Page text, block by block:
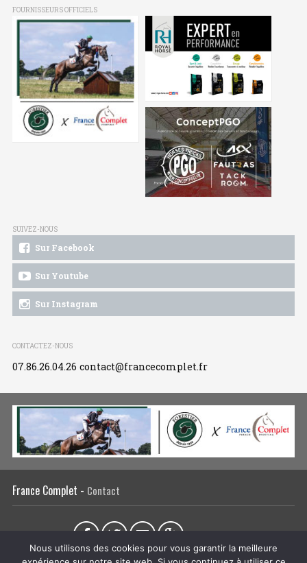
FOURNISSEURS OFFICIELS
SUIVEZ-NOUS
Sur Facebook
Sur Youtube
Sur Instagram
CONTACTEZ-NOUS
07.86.26.04.26 contact@francecomplet.fr
France Complet - Contact
Nous utilisons des cookies pour vous garantir la meilleure